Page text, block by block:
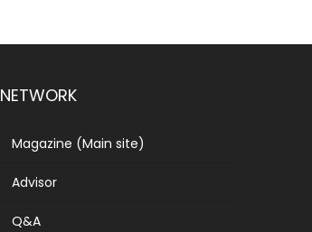
NETWORK
Magazine (Main site)
Advisor
Q&A